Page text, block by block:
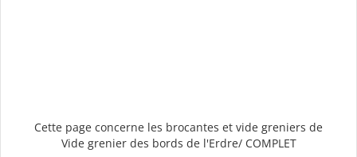
Cette page concerne les brocantes et vide greniers de
Vide grenier des bords de l'Erdre/ COMPLET